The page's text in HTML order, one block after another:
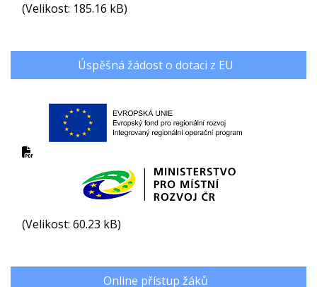
(Velikost: 185.16 kB)
Úspěšná žádost o dotaci z EU
(Velikost: 60.23 kB)
Online přístup žáků